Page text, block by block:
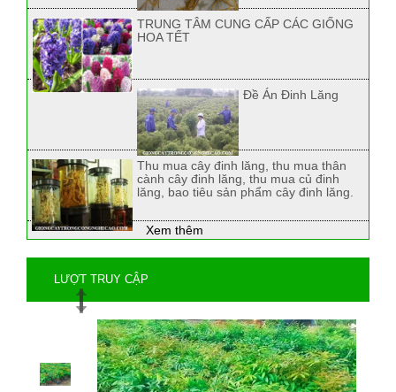
TRUNG TÂM CUNG CẤP CÁC GIỐNG
HOA TẾT
Đề Án Đinh Lăng
Thu mua cây đinh lăng, thu mua thân
cành cây đinh lăng, thu mua củ đinh
lăng, bao tiêu sản phẩm cây đinh lăng.
Xem thêm
LƯỢT TRUY CẬP